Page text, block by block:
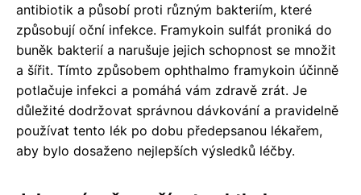
antibiotik a působí proti různým bakteriím, které
způsobují oční infekce. Framykoin sulfát proniká do
buněk bakterií a narušuje jejich schopnost se množit
a šířit. Tímto způsobem ophthalmo framykoin účinně
potlačuje infekci a pomáhá vám zdravě zrát. Je
důležité dodržovat správnou dávkování a pravidelně
používat tento lék po dobu předepsanou lékařem,
aby bylo dosaženo nejlepších výsledků léčby.